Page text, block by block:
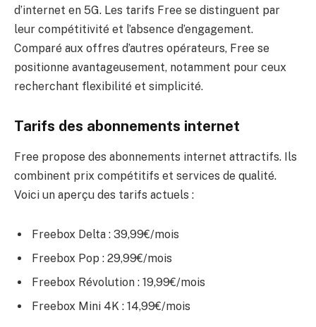
d’internet en 5G. Les tarifs Free se distinguent par
leur compétitivité et l’absence d’engagement.
Comparé aux offres d’autres opérateurs, Free se
positionne avantageusement, notamment pour ceux
recherchant flexibilité et simplicité.
Tarifs des abonnements internet
Free propose des abonnements internet attractifs. Ils
combinent prix compétitifs et services de qualité.
Voici un aperçu des tarifs actuels :
Freebox Delta : 39,99€/mois
Freebox Pop : 29,99€/mois
Freebox Révolution : 19,99€/mois
Freebox Mini 4K : 14,99€/mois